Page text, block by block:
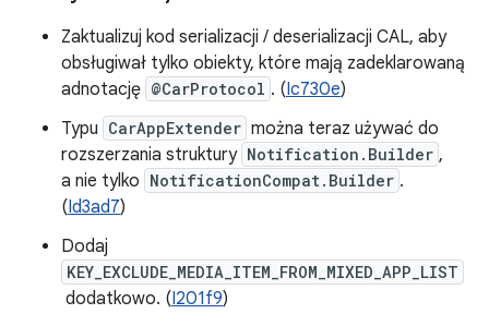
Zaktualizuj kod serializacji / deserializacji CAL, aby
obsługiwał tylko obiekty, które mają zadeklarowaną
adnotację @CarProtocol . (Ic730e)
Typu CarAppExtender można teraz używać do
rozszerzania struktury Notification.Builder ,
a nie tylko NotificationCompat.Builder .
(Id3ad7)
Dodaj
KEY_EXCLUDE_MEDIA_ITEM_FROM_MIXED_APP_LIST
dodatkowo. (I201f9)